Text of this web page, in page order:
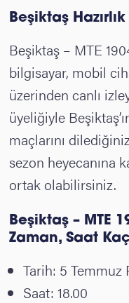
Beşiktaş
Beşiktaş – MTE
bilgisayar, mobil
üzerinden canlı
üyeliğiyle
maçlarını
sezon heyecanına
ortak olabilirsiniz.
Beşiktaş – MTE
Zaman, Saat
Tarih: 5 Temmuz
Saat: 18.00